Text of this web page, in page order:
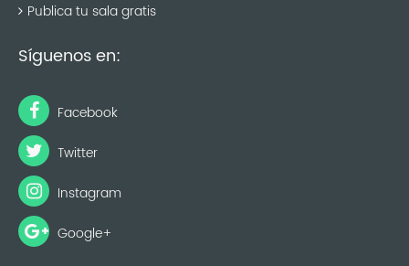
Publica tu sala gratis
Síguenos en:
Facebook
Twitter
Instagram
Google+